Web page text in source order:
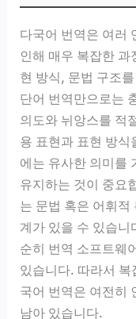
다국어 번역은 여러
인해 매우 복잡한
현 방식, 문법 구조
단어 번역만으로는
의도와 뉘앙스를 적
용 표현과 표현 방식
에는 유사한 의미를
유지하는 것이 중요
는 문법 혹은 어휘
계가 있을 수 있습
순히 번역 소프트웨
있습니다. 따라서
국어 번역은 여전히
남아 있습니다.